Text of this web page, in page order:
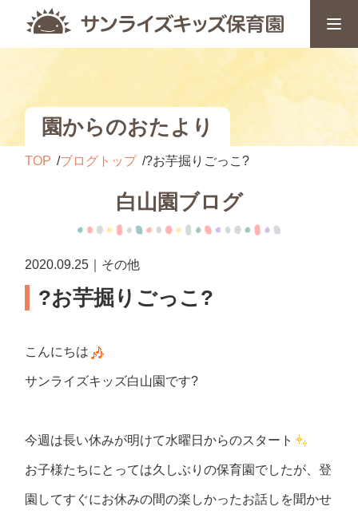
園からのおたより
TOP ブログトップ ?お芋掘りごっこ?
白山園ブログ
2020.09.25｜その他
?お芋掘りごっこ?
こんにちは
サンライズキッズ白山園です?
今週は長い休みが明けて水曜日からのスタート
お子様たちにとっては久しぶりの保育園でしたが、登
園してすぐにお休みの間の楽しかったお話しを聞かせ